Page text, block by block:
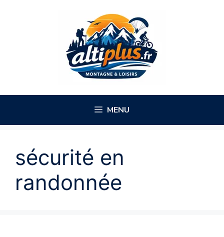
MENU
sécurité en
randonnée